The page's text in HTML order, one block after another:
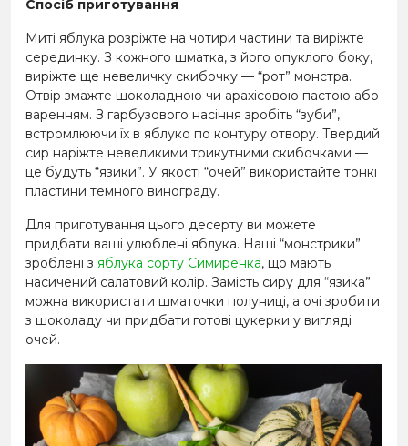
Спосіб приготування
Миті яблука розріжте на чотири частини та виріжте
серединку. З кожного шматка, з його опуклого боку,
виріжте ще невеличку скибочку — “рот” монстра.
Отвір змажте шоколадною чи арахісовою пастою або
варенням. З гарбузового насіння зробіть “зуби”,
встромлюючи їх в яблуко по контуру отвору. Твердий
сир наріжте невеликими трикутними скибочками —
це будуть “язики”. У якості “очей” використайте тонкі
пластини темного винограду.
Для приготування цього десерту ви можете
придбати ваші улюблені яблука. Наші “монстрики”
зроблені з яблука сорту Симиренка, що мають
насичений салатовий колір. Замість сиру для “язика”
можна використати шматочки полуниці, а очі зробити
з шоколаду чи придбати готові цукерки у вигляді
очей.